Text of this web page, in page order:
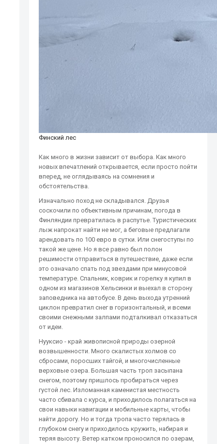
Финский лес
Как много в жизни зависит от выбора. Как много
новых впечатлений открывается, если просто пойти
вперед, не оглядываясь на сомнения и
обстоятельства.
Изначально поход не складывался. Друзья
соскочили по объективным причинам, погода в
Финляндии превратилась в распутье. Туристических
лыж напрокат найти не мог, а беговые предлагали
арендовать по 100 евро в сутки. Или снегоступы по
такой же цене. Но я все равно был полон
решимости отправиться в путешествие, даже если
это означало спать под звездами при минусовой
температуре. Спальник, коврик и горелку я купил в
одном из магазинов Хельсинки и выехал в сторону
заповедника на автобусе. В день выхода утренний
циклон превратил снег в горизонтальный, и всеми
своими снежными залпами подталкивал отказаться
от идеи.
Нууксио - край живописной природы озерной
возвышенности. Много скалистых холмов со
сбросами, поросших тайгой, и многочисленные
верховые озера. Большая часть троп засыпана
снегом, поэтому пришлось пробираться через
густой лес. Изломанная каменистая местность
часто сбивала с курса, и приходилось полагаться на
свои навыки навигации и мобильные карты, чтобы
найти дорогу. Но и тогда тропа часто терялась в
глубоком снегу и приходилось кружить, набирая и
теряя высоту. Ветер катком проносился по озерам,